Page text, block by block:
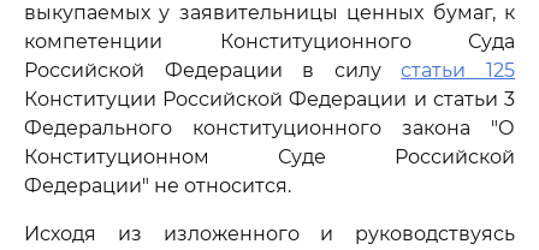
выкупаемых у заявительницы ценных бумаг, к
компетенции Конституционного Суда
Российской Федерации в силустатьи 125
Конституции Российской Федерации и статьи 3
Федерального конституционного закона "О
Конституционном Суде Российской
Федерации" не относится.
Исходя из изложенного и руководствуясь